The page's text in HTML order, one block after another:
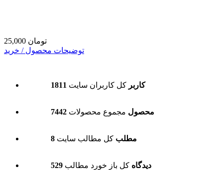
25,000 تومان
توضیحات محصول / خرید
1811 کاربر کل کاربران سایت
7442 محصول مجموع محصولات
8 مطلب کل مطالب سایت
529 دیدگاه کل باز خورد مطالب